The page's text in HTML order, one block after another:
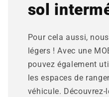
sol
Pour cela aussi,
légers ! Avec une
pouvez également
les espaces de
véhicule.